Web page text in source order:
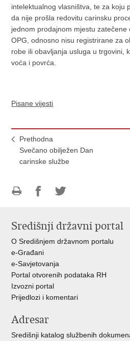
intelektualnog vlasništva, te za koju
da nije prošla redovitu carinsku
jednom prodajnom mjestu zatečene
OPG, odnosno nisu registrirane za
robe ili obavljanja usluga u trgovini,
voća i povrća.
Pisane vijesti
Prethodna
Svečano obilježen Dan
carinske službe
FacebookuTwitteru
Središnji državni portal
O Središnjem državnom portalu
e-Građani
e-Savjetovanja
Portal otvorenih podataka RH
Izvozni portal
Prijedlozi i komentari
Adresar
Središnji katalog službenih